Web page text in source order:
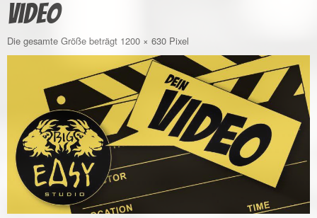
video
Die gesamte Größe beträgt 1200 × 630 Pixel